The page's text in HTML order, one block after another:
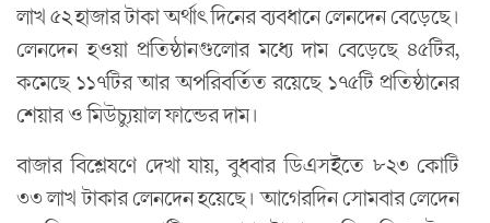
লাখ ৫২ হাজার টাকা অর্থাৎ দিনের ব্যবধানে লেনদেন বেড়েছে।
লেনদেন হওয়া প্রতিষ্ঠানগুলোর মধ্যে দাম বেড়েছে ৪৫টির,
কমেছে ১১৭টির আর অপরিবর্তিত রয়েছে ১৭৫টি প্রতিষ্ঠানের
শেয়ার ও মিউচ্যুয়াল ফান্ডের দাম।
বাজার বিশ্লেষণে দেখা যায়, বুধবার ডিএসইতে ৮২৩ কোটি
৩৩ লাখ টাকার লেনদেন হয়েছে। আগেরদিন সোমবার লেদেন